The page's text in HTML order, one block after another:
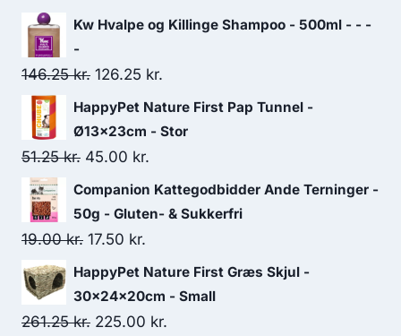
Kw Hvalpe og Killinge Shampoo - 500ml - - -
-
146.25kr. Den
oprindelige
pris
var:
146.25 kr..
126.25 kr.
aktuelle
pris
126.25 kr..
HappyPet Nature First Pap Tunnel -
Ø13x23cm - Stor
51.25kr. Den
oprindelige
pris
var:
51.25 kr..
45.00 kr.
aktuelle
pris
45.00 kr..
Companion Kattegodbidder Ande Terninger -
50g - Gluten- & Sukkerfri
19.00kr. Den
oprindelige
pris
var:
17.50 kr.
aktuelle
pris
er:
HappyPet Nature First Græs Skjul -
30x24x20cm - Small
261.25kr. Den
225.00 kr.